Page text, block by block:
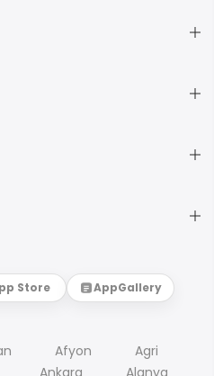
Store AppGallery
Afyon
Agri